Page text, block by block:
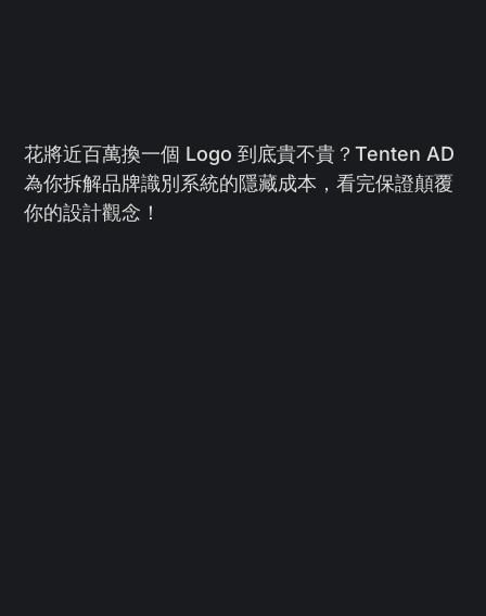
花將近百萬換一個 Logo 到底貴不貴？Tenten AD
為你拆解品牌識別系統的隱藏成本，看完保證顛覆
你的設計觀念！